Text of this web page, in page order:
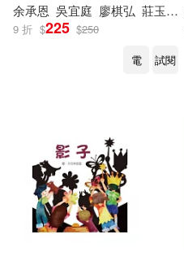
余承恩 吳宜庭 廖棋弘 莊玉成
9 折 $225 $250
電
試閱